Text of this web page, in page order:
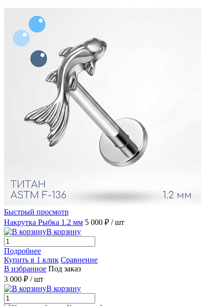
Быстрый просмотр
Накрутка Рыбка 1.2 мм 5 000 ₽ / шт
В корзину
Подробнее
Купить в 1 клик Сравнение
В избранное Под заказ
3 000 ₽ / шт
В корзину